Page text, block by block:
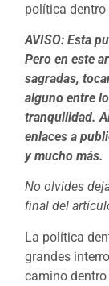
política dentro
AVISO: Esta
Pero en este
sagradas,
alguno entre
tranquilidad.
enlaces a
y mucho más.
No olvides
final del
La política
grandes
camino